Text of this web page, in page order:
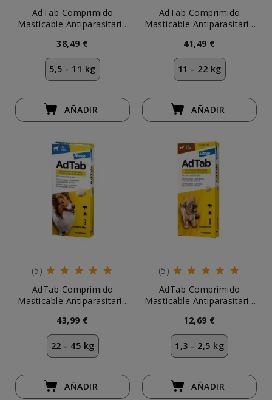
AdTab Comprimido
Masticable Antiparasitario
uds)
38,49 €
5,5 - 11 kg
AÑADIR
AdTab Comprimido
Masticable Antiparasitario
41,49 €
11 - 22 kg
AÑADIR
(5)
AdTab Comprimido
Masticable Antiparasitario
43,99 €
22 - 45 kg
AÑADIR
(5)
AdTab Comprimido
Masticable Antiparasitario
12,69 €
1,3 - 2,5 kg
AÑADIR